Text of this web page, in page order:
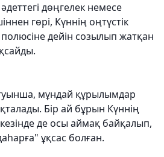
дөңгелек немесе
гөрі, Күннің оңтүстік
полюсіне дейін созылып жатқан
мұндай құрылымдар
Бір ай бұрын Күннің
де осы аймақ байқалып,
ұқсас болған.